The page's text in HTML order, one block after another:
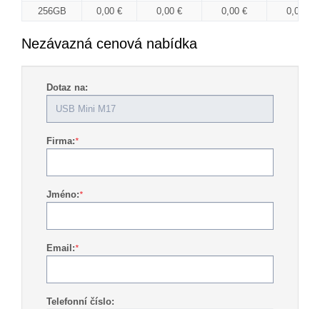
256GB
0,00 € 0,00 € 0,00 € 0,00 €
Nezávazná cenová nabídka
Dotaz na:
Firma:*
Jméno:*
Email:*
Telefonní číslo: